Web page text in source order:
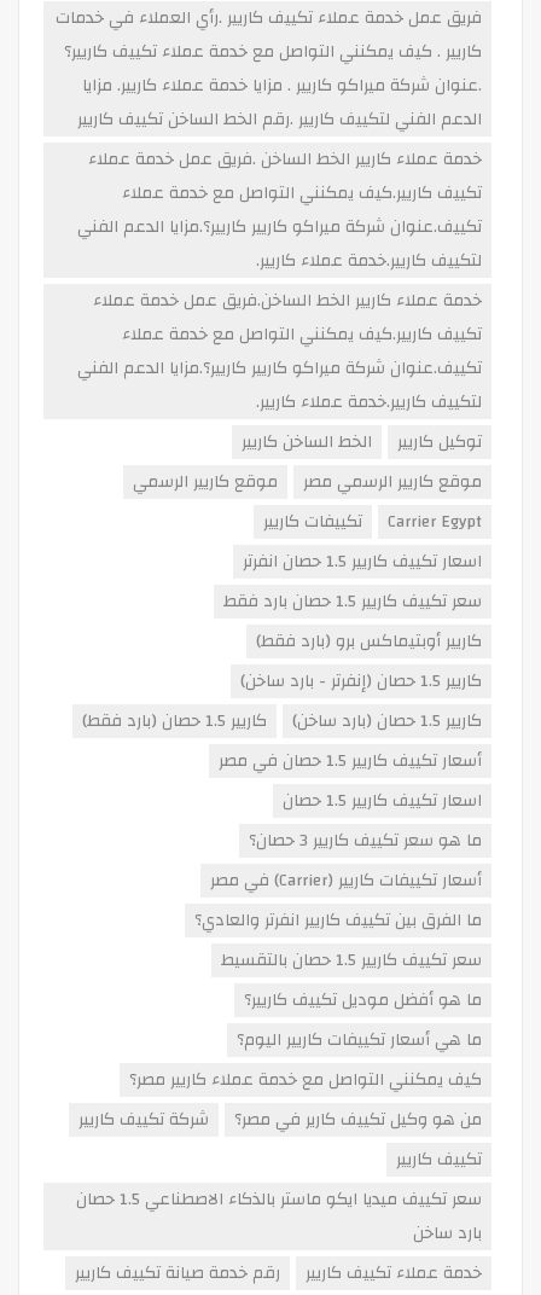
فريق عمل خدمة عملاء تكييف كاريير .رأي العملاء في خدمات
كاريير . كيف يمكنني التواصل مع خدمة عملاء تكييف كاريير؟
.عنوان شركة ميراكو كاريير . مزايا خدمة عملاء كاريير. مزايا
الدعم الفني لتكييف كاريير .رقم الخط الساخن تكييف كاريير
خدمة عملاء كاريير الخط الساخن .فريق عمل خدمة عملاء
تكييف كاريير.كيف يمكنني التواصل مع خدمة عملاء
تكييف.عنوان شركة ميراكو كاريير كاريير؟.مزايا الدعم الفني
لتكييف كاريير.خدمة عملاء كاريير.
خدمة عملاء كاريير الخط الساخن.فريق عمل خدمة عملاء
تكييف كاريير.كيف يمكنني التواصل مع خدمة عملاء
تكييف.عنوان شركة ميراكو كاريير كاريير؟.مزايا الدعم الفني
لتكييف كاريير.خدمة عملاء كاريير.
توكيل كاريير
الخط الساخن كاريير
موقع كاريير الرسمي مصر
موقع كاريير الرسمي
Carrier Egypt
تكييفات كاريير
اسعار تكييف كاريير 1.5 حصان انفرتر
سعر تكييف كاريير 1.5 حصان بارد فقط
كاريير أوبتيماكس برو (بارد فقط)
كاريير 1.5 حصان (إنفرتر - بارد ساخن)
كاريير 1.5 حصان (بارد ساخن)
كاريير 1.5 حصان (بارد فقط)
أسعار تكييف كاريير 1.5 حصان في مصر
اسعار تكييف كاريير 1.5 حصان
ما هو سعر تكييف كاريير 3 حصان؟
أسعار تكييفات كاريير (Carrier) في مصر
ما الفرق بين تكييف كاريير انفرتر والعادي؟
سعر تكييف كاريير 1.5 حصان بالتقسيط
ما هو أفضل موديل تكييف كاريير؟
ما هي أسعار تكييفات كاريير اليوم؟
كيف يمكنني التواصل مع خدمة عملاء كاريير مصر؟
من هو وكيل تكييف كارير في مصر؟
شركة تكييف كاريير
تكييف كاريير
سعر تكييف ميديا ايكو ماستر بالذكاء الاصطناعي 1.5 حصان
بارد ساخن
خدمة عملاء تكييف كاريير
رقم خدمة صيانة تكييف كاريير